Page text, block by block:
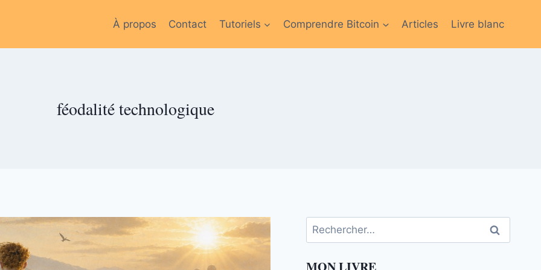
À propos Contact Tutoriels Comprendre Bitcoin Articles Livre blanc
féodalité technologique
Rechercher :